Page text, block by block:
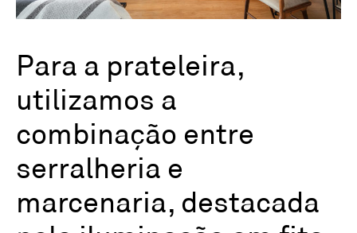
Para a prateleira,
utilizamos a
combinação entre
serralheria e
marcenaria, destacada